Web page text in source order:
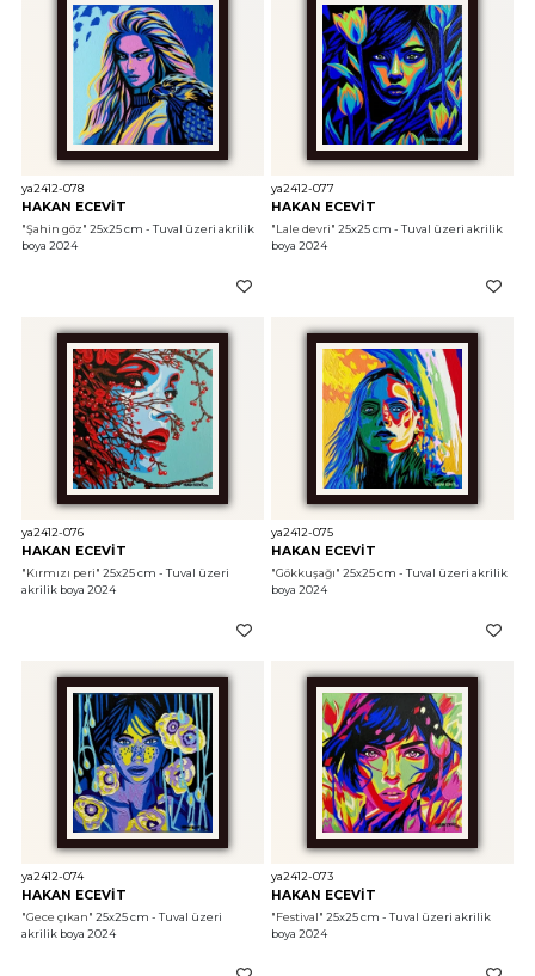
ya2412-078
HAKAN ECEVİT
"Şahin göz" 25x25 cm - Tuval üzeri akrilik
boya 2024
ya2412-077
HAKAN ECEVİT
"Lale devri" 25x25 cm - Tuval üzeri akrilik
boya 2024
ya2412-076
HAKAN ECEVİT
"Kırmızı peri" 25x25 cm - Tuval üzeri
akrilik boya 2024
ya2412-075
HAKAN ECEVİT
"Gökkuşağı" 25x25 cm - Tuval üzeri akrilik
boya 2024
ya2412-074
HAKAN ECEVİT
"Gece çıkan" 25x25 cm - Tuval üzeri
akrilik boya 2024
ya2412-073
HAKAN ECEVİT
"Festival" 25x25 cm - Tuval üzeri akrilik
boya 2024